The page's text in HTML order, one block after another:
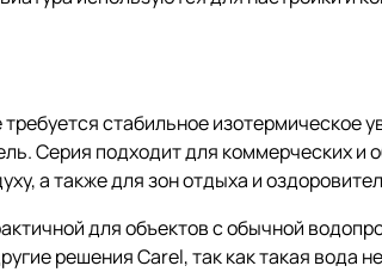
стабильное изотермическое
Серия подходит для коммерческих
а также для зон отдыха и
для объектов с обычной
решения Carel, так как такая вода